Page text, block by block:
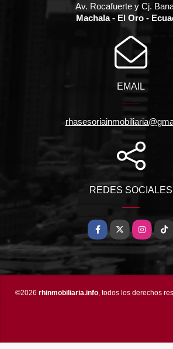
Av. Rocafuerte y Cj.
Machala - El Oro -
EMAIL
REDES SOCIALES
Facebook
X Instagram
©2026 rhinmobiliaria.info, todos los derechos